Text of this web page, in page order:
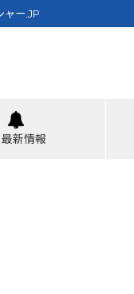
ャー.JP
最新情報